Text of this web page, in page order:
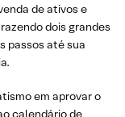
de ativos e
dois grandes
passos até sua
em aprovar o
calendário de